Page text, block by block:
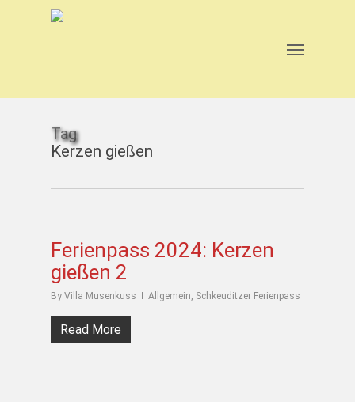
Tag
Kerzen gießen
Ferienpass 2024: Kerzen
gießen 2
By Villa Musenkuss Allgemein, Schkeuditzer Ferienpass
Read More